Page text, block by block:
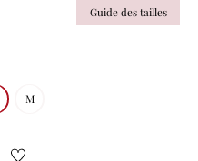
Guide des tailles
M